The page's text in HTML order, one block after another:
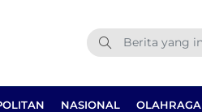
NASIONAL OLAHRAGA